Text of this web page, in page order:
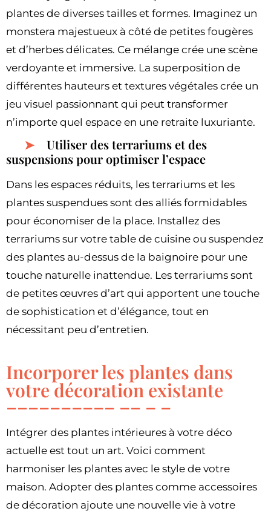
plantes de diverses tailles et formes. Imaginez un
monstera majestueux à côté de petites fougères
et d’herbes délicates. Ce mélange crée une scène
verdoyante et immersive. La superposition de
différentes hauteurs et textures végétales crée un
jeu visuel passionnant qui peut transformer
n’importe quel espace en une retraite luxuriante.
Utiliser des terrariums et des
suspensions pour optimiser l’espace
Dans les espaces réduits, les terrariums et les
plantes suspendues sont des alliés formidables
pour économiser de la place. Installez des
terrariums sur votre table de cuisine ou suspendez
des plantes au-dessus de la baignoire pour une
touche naturelle inattendue. Les terrariums sont
de petites œuvres d’art qui apportent une touche
de sophistication et d’élégance, tout en
nécessitant peu d’entretien.
Incorporer les plantes dans
votre décoration existante
Intégrer des plantes intérieures à votre déco
actuelle est tout un art. Voici comment
harmoniser les plantes avec le style de votre
maison. Adopter des plantes comme accessoires
de décoration ajoute une nouvelle vie à votre